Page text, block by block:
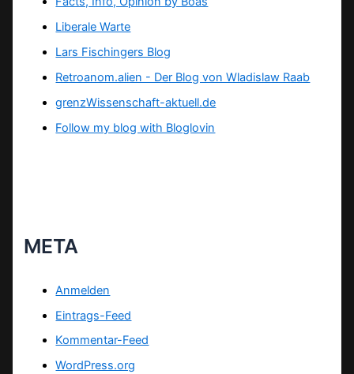
Liberale Warte
Lars Fischingers Blog
Retroanom.alien - Der Blog von Wladislaw Raab
grenzWissenschaft-aktuell.de
Follow my blog with Bloglovin
META
Anmelden
Eintrags-Feed
Kommentar-Feed
WordPress.org